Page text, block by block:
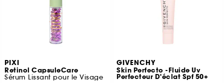
PIXI
Retinol CapsuleCare
Sérum Lissant pour le Visage
GIVENCHY
Skin Perfecto -Fluide Uv
Perfecteur D'éclat Spf 50+